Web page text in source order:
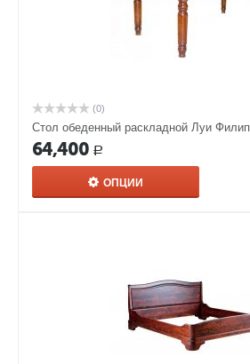
(0)
Стол обеденный раскладной Луи
64,400 Р
ОПЦИИ